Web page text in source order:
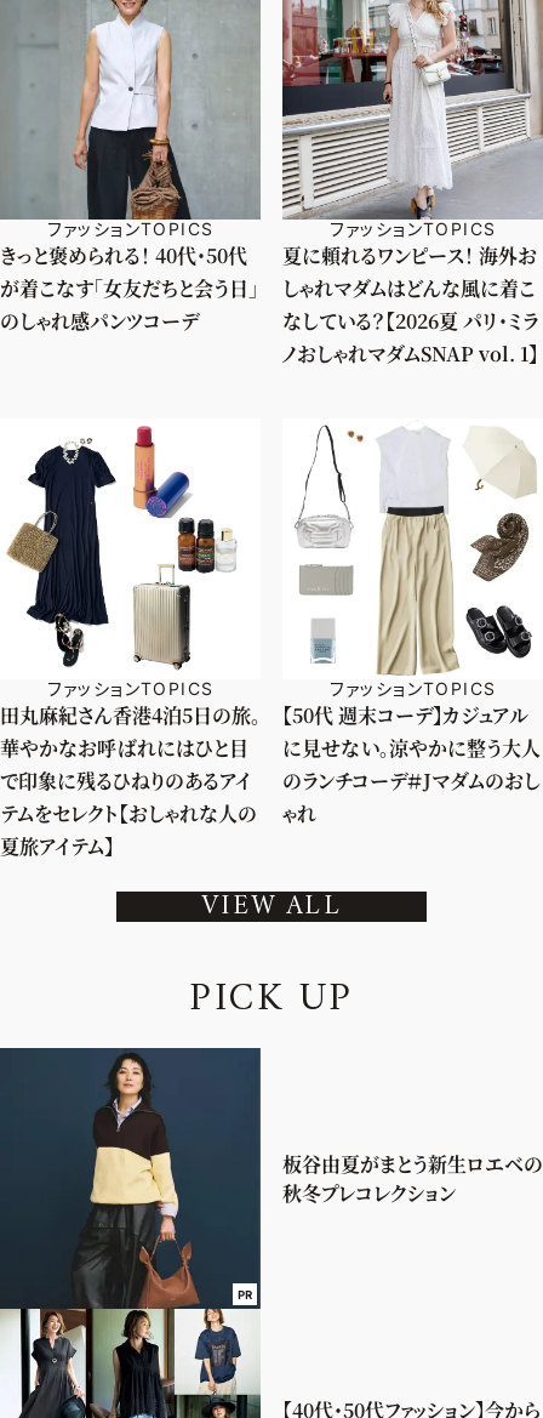
ファッションTOPICS
きっと褒められる！ 40代・50代
が着こなす「女友だちと会う日」
のしゃれ感パンツコーデ
ファッションTOPICS
夏に頼れるワンピース！ 海外お
しゃれマダムはどんな風に着こ
なしている？【2026夏 パリ・ミラ
ノおしゃれマダムSNAP vol. 1】
ファッションTOPICS
田丸麻紀さん香港4泊5日の旅。
華やかなお呼ばれにはひと目
で印象に残るひねりのあるアイ
テムをセレクト【おしゃれな人の
夏旅アイテム】
ファッションTOPICS
【50代 週末コーデ】カジュアル
に見せない。涼やかに整う大人
のランチコーデ＃Jマダムのおし
ゃれ
VIEW ALL
PICK UP
PR
板谷由夏がまとう新生ロエベの
秋冬プレコレクション
【40代・50代ファッション】今から